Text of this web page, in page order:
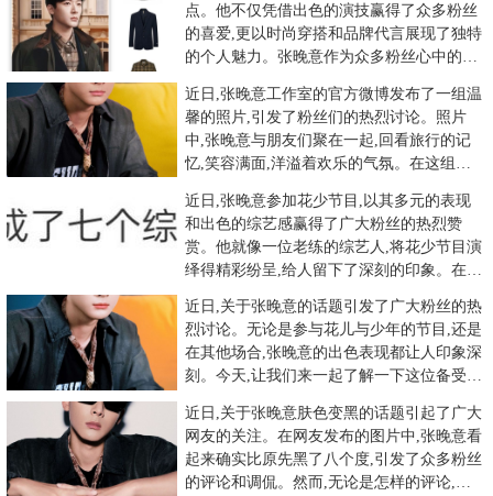
点。他不仅凭借出色的演技赢得了众多粉丝
的喜爱,更以时尚穿搭和品牌代言展现了独特
的个人魅力。张晚意作为众多粉丝心中的偶
近日,张晚意工作室的官方微博发布了一组温
馨的照片,引发了粉丝们的热烈讨论。照片
中,张晚意与朋友们聚在一起,回看旅行的记
忆,笑容满面,洋溢着欢乐的气氛。在这组照
近日,张晚意参加花少节目,以其多元的表现
和出色的综艺感赢得了广大粉丝的热烈赞
赏。他就像一位老练的综艺人,将花少节目演
绎得精彩纷呈,给人留下了深刻的印象。在节
近日,关于张晚意的话题引发了广大粉丝的热
烈讨论。无论是参与花儿与少年的节目,还是
在其他场合,张晚意的出色表现都让人印象深
刻。今天,让我们来一起了解一下这位备受瞩
近日,关于张晚意肤色变黑的话题引起了广大
网友的关注。在网友发布的图片中,张晚意看
起来确实比原先黑了八个度,引发了众多粉丝
的评论和调侃。然而,无论是怎样的评论,都